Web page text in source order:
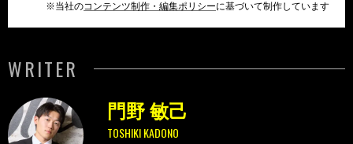
※当社のコンテンツ制作・編集ポリシーに基づいて制作しています
WRITER
TOSHIKI KADONO
門野 敏己